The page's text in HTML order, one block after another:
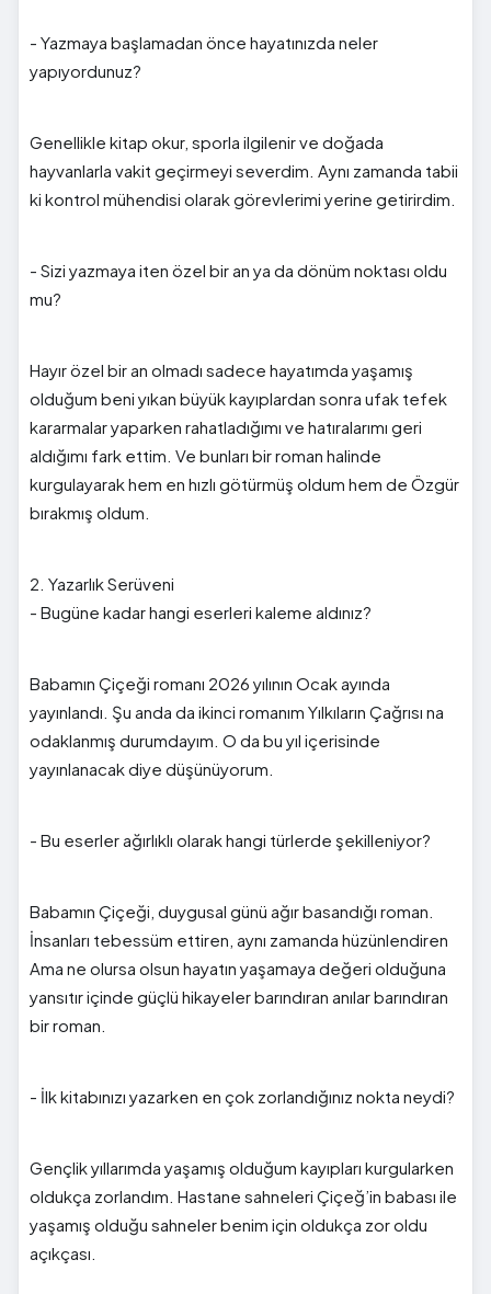
- Yazmaya başlamadan önce hayatınızda neler
yapıyordunuz?
Genellikle kitap okur, sporla ilgilenir ve doğada
hayvanlarla vakit geçirmeyi severdim. Aynı zamanda tabii
ki kontrol mühendisi olarak görevlerimi yerine getirirdim.
- Sizi yazmaya iten özel bir an ya da dönüm noktası oldu
mu?
Hayır özel bir an olmadı sadece hayatımda yaşamış
olduğum beni yıkan büyük kayıplardan sonra ufak tefek
kararmalar yaparken rahatladığımı ve hatıralarımı geri
aldığımı fark ettim. Ve bunları bir roman halinde
kurgulayarak hem en hızlı götürmüş oldum hem de Özgür
bırakmış oldum.
2. Yazarlık Serüveni
- Bugüne kadar hangi eserleri kaleme aldınız?
Babamın Çiçeği romanı 2026 yılının Ocak ayında
yayınlandı. Şu anda da ikinci romanım Yılkıların Çağrısı na
odaklanmış durumdayım. O da bu yıl içerisinde
yayınlanacak diye düşünüyorum.
- Bu eserler ağırlıklı olarak hangi türlerde şekilleniyor?
Babamın Çiçeği, duygusal günü ağır basandığı roman.
İnsanları tebessüm ettiren, aynı zamanda hüzünlendiren
Ama ne olursa olsun hayatın yaşamaya değeri olduğuna
yansıtır içinde güçlü hikayeler barındıran anılar barındıran
bir roman.
- İlk kitabınızı yazarken en çok zorlandığınız nokta neydi?
Gençlik yıllarımda yaşamış olduğum kayıpları kurgularken
oldukça zorlandım. Hastane sahneleri Çiçeğ’in babası ile
yaşamış olduğu sahneler benim için oldukça zor oldu
açıkçası.